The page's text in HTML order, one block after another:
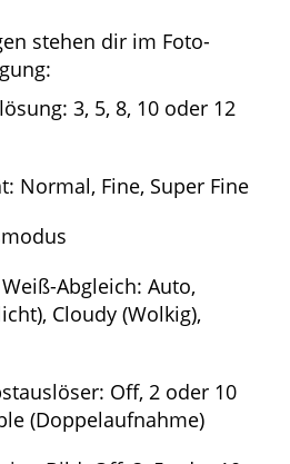
auf Videos
Datum, Datum +
und
Modus kurz
stehen dir im Foto-
3, 5, 8, 10 oder 12
Normal, Fine, Super Fine